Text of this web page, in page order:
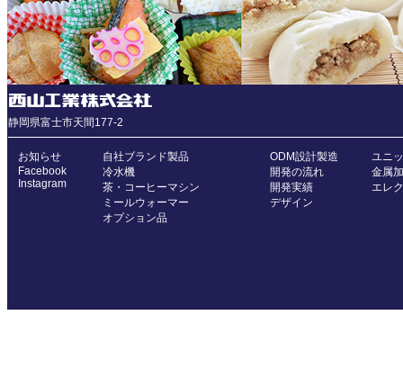
静岡県富士市天間177-2
お知らせ
Facebook
Instagram
自社ブランド製品
冷水機
茶・コーヒーマシン
ミールウォーマー
オプション品
ODM設計製造
開発の流れ
開発実績
デザイン
ユニ
金属
エレ